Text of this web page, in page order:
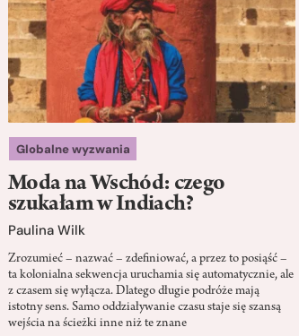
Globalne wyzwania
Moda na Wschód: czego
szukałam w Indiach?
Paulina Wilk
Zrozumieć – nazwać – zdefiniować, a przez to posiąść –
ta kolonialna sekwencja uruchamia się automatycznie, ale
z czasem się wyłącza. Dlatego długie podróże mają
istotny sens. Samo oddziaływanie czasu staje się szansą
wejścia na ścieżki inne niż te znane